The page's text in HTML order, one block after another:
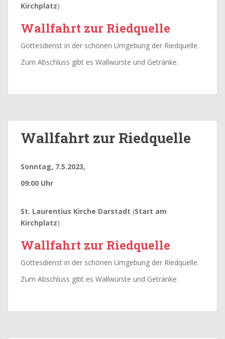
Kirchplatz)
Wallfahrt zur Riedquelle
Gottesdienst in der schönen Umgebung der Riedquelle.
Zum Abschluss gibt es Wallwürste und Getränke.
Wallfahrt zur Riedquelle
Sonntag, 7.5.2023,
09:00 Uhr
St. Laurentius Kirche Darstadt (Start am
Kirchplatz)
Wallfahrt zur Riedquelle
Gottesdienst in der schönen Umgebung der Riedquelle.
Zum Abschluss gibt es Wallwürste und Getränke.